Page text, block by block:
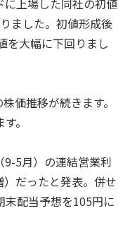
ました。初値形成後
を大幅に下回りまし
価推移が続きます。
。
5月）の連結営業利
だったと発表。併せ
末配当予想を105円に